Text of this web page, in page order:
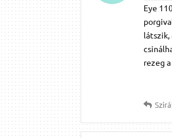
Eye
rezeg a